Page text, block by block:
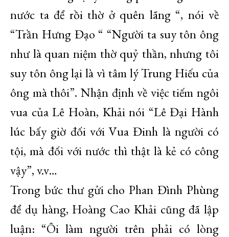
nước ta để rồi thờ ở quên lãng “, nói về
“Trần Hưng Đạo “ “Người ta suy tôn ông
như là quan niệm thờ quỷ thần, nhưng tôi
suy tôn ông lại là vì tâm lý Trung Hiếu của
ông mà thôi”. Nhận định về việc tiếm ngôi
vua của Lê Hoàn, Khải nói “Lê Đại Hành
lúc bấy giờ đối với Vua Đinh là người có
tội, mà đối với nước thì thật là kẻ có công
vậy”, v.v…
Trong bức thư gửi cho Phan Đình Phùng
để dụ hàng, Hoàng Cao Khải cũng đã lập
luận: “Ôi làm người trên phải có lòng